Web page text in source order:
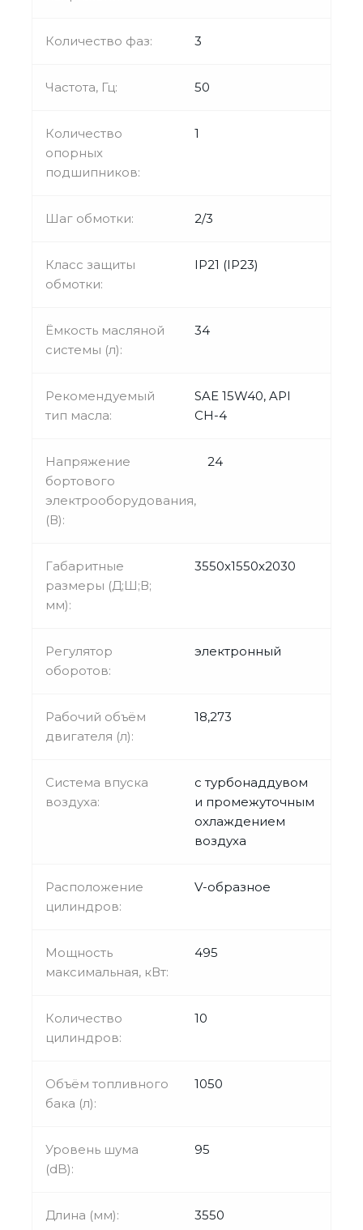
Количество фаз: 3
Частота, Гц: 50
Количество
опорных
подшипников:
1
Шаг обмотки: 2/3
Класс защиты
обмотки:
IP21 (IP23)
Ёмкость масляной
системы (л):
34
Рекомендуемый
тип масла:
SAE 15W40, API
CH-4
Напряжение
бортового
электрооборудования,
(В):
24
Габаритные
размеры (Д;Ш;В;
мм):
3550x1550x2030
Регулятор
оборотов:
электронный
Рабочий объём
двигателя (л):
18,273
Система впуска
воздуха:
с турбонаддувом
и промежуточным
охлаждением
воздуха
Расположение
цилиндров:
V-образное
Мощность
максимальная, кВт:
495
Количество
цилиндров:
10
Объём топливного
бака (л):
1050
Уровень шума
(dB):
95
Длина (мм): 3550